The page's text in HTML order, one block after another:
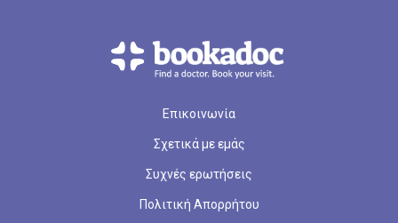
Επικοινωνία
Σχετικά με εμάς
Συχνές ερωτήσεις
Πολιτική Απορρήτου